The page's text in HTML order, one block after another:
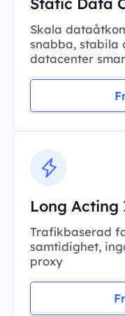
Skala
snabba, stabila
datacenter
Long Acting
Trafikbaserad
samtidighet,
proxy